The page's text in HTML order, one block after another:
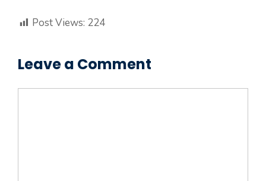
Post Views: 224
Leave a Comment